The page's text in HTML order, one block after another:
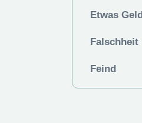
Etwas Geld
Falschheit
Feind